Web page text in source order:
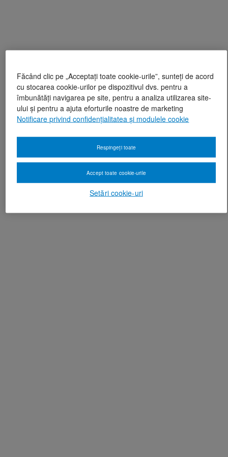
Făcând clic pe „Acceptați toate cookie-urile”, sunteți de acord
cu stocarea cookie-urilor pe dispozitivul dvs. pentru a
îmbunătăți navigarea pe site, pentru a analiza utilizarea site-
ului și pentru a ajuta eforturile noastre de marketing
Notificare privind confidențialitatea și modulele cookie
Setări cookie-uri
Respingeți toate
Accept toate cookie-urile